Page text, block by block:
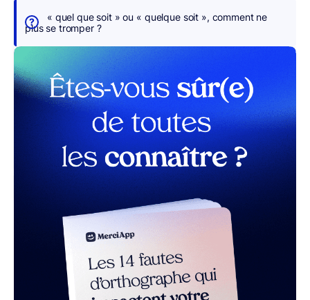
p
o
r
v
MerciApp (gratuit)
« quel que soit » ou « quelque soit », comment ne
plus se tromper ?